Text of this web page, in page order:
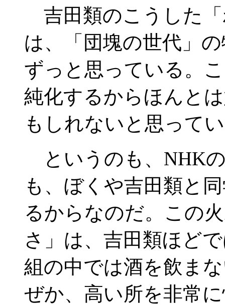
吉田類のこうした
は、「団塊の世代」
ずっと思っている。
純化するからほんと
もしれないと思って
というのも、NHK
も、ぼくや吉田類と
るからなのだ。この
さ」は、吉田類ほど
組の中では酒を飲ま
ぜか、高い所を非常